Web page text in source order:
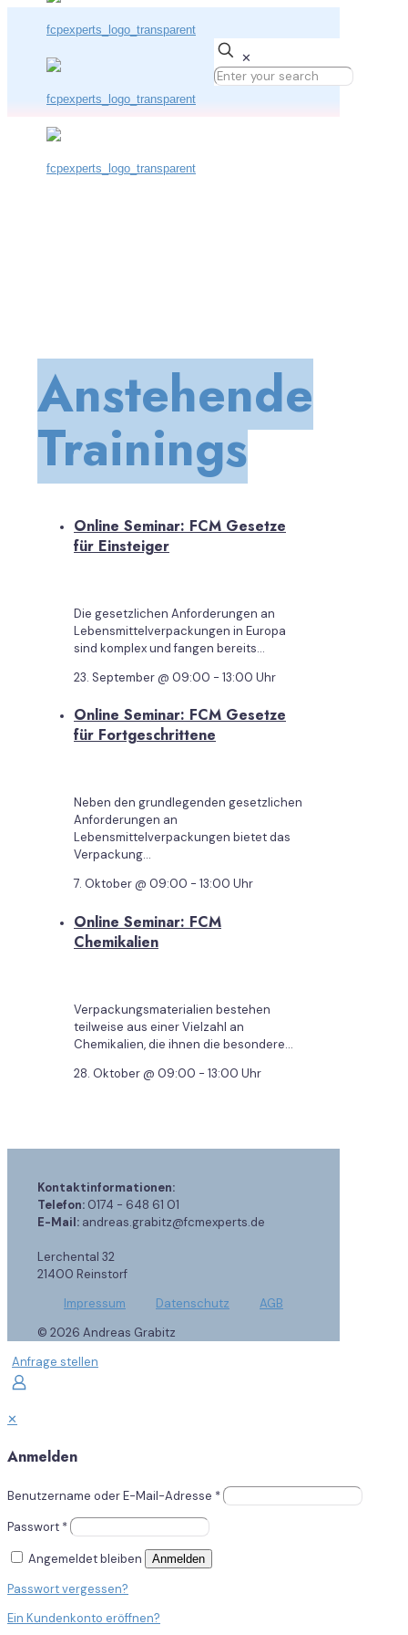
✕
Anstehende
Trainings
Online Seminar: FCM Gesetze
für Einsteiger
Die gesetzlichen Anforderungen an
Lebensmittelverpackungen in Europa
sind komplex und fangen bereits...
23. September @ 09:00 - 13:00 Uhr
Online Seminar: FCM Gesetze
für Fortgeschrittene
Neben den grundlegenden gesetzlichen
Anforderungen an
Lebensmittelverpackungen bietet das
Verpackung...
7. Oktober @ 09:00 - 13:00 Uhr
Online Seminar: FCM
Chemikalien
Verpackungsmaterialien bestehen
teilweise aus einer Vielzahl an
Chemikalien, die ihnen die besondere...
28. Oktober @ 09:00 - 13:00 Uhr
Kontaktinformationen:
Telefon: 0174 - 648 61 01
E-Mail: andreas.grabitz@fcmexperts.de
Lerchental 32
21400 Reinstorf
Impressum
Datenschutz
AGB
© 2026 Andreas Grabitz
Anfrage stellen
✕
Anmelden
Benutzername oder E-Mail-Adresse *
Passwort *
Angemeldet bleiben Anmelden
Passwort vergessen?
Ein Kundenkonto eröffnen?